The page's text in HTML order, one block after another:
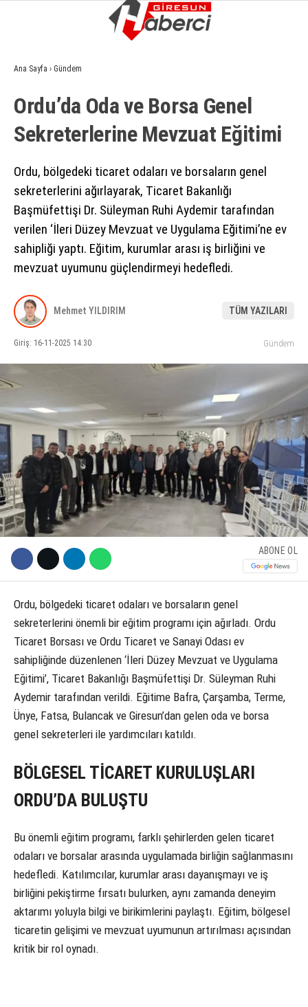
Facebook
Instagram
Youtube
GÜNDEM
EKONOMI
SIYASET
ASAYIŞ
SPOR
YAŞAM
SAĞLIK
Ana Sayfa › Gündem
Ordu’da Oda ve Borsa Genel
Sekreterlerine Mevzuat Eğitimi
Ordu, bölgedeki ticaret odaları ve borsaların genel
sekreterlerini ağırlayarak, Ticaret Bakanlığı
Başmüfettişi Dr. Süleyman Ruhi Aydemir tarafından
verilen ‘İleri Düzey Mevzuat ve Uygulama Eğitimi’ne ev
sahipliği yaptı. Eğitim, kurumlar arası iş birliğini ve
mevzuat uyumunu güçlendirmeyi hedefledi.
Mehmet YILDIRIM TÜM YAZILARI
Giriş: 16-11-2025 14:30 Gündem
ABONE OL
Ordu, bölgedeki ticaret odaları ve borsaların genel
sekreterlerini önemli bir eğitim programı için ağırladı. Ordu
Ticaret Borsası ve Ordu Ticaret ve Sanayi Odası ev
sahipliğinde düzenlenen ‘İleri Düzey Mevzuat ve Uygulama
Eğitimi’, Ticaret Bakanlığı Başmüfettişi Dr. Süleyman Ruhi
Aydemir tarafından verildi. Eğitime Bafra, Çarşamba, Terme,
Ünye, Fatsa, Bulancak ve Giresun’dan gelen oda ve borsa
genel sekreterleri ile yardımcıları katıldı.
BÖLGESEL TİCARET KURULUŞLARI
ORDU’DA BULUŞTU
Bu önemli eğitim programı, farklı şehirlerden gelen ticaret
odaları ve borsalar arasında uygulamada birliğin sağlanmasını
hedefledi. Katılımcılar, kurumlar arası dayanışmayı ve iş
birliğini pekiştirme fırsatı bulurken, aynı zamanda deneyim
aktarımı yoluyla bilgi ve birikimlerini paylaştı. Eğitim, bölgesel
ticaretin gelişimi ve mevzuat uyumunun artırılması açısından
kritik bir rol oynadı.